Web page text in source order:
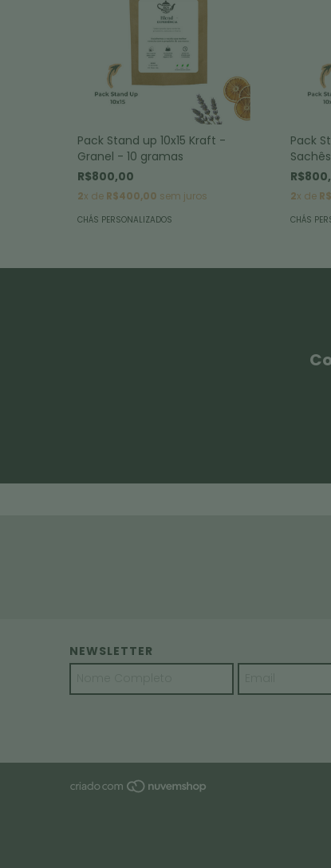
Pack Stand up 10x15 Kraft -
Granel - 10 gramas
R$800,00
2x de R$400,00 sem juros
CHÁS PERSONALIZADOS
Pack
2x de
CHÁS
NEWSLETTER